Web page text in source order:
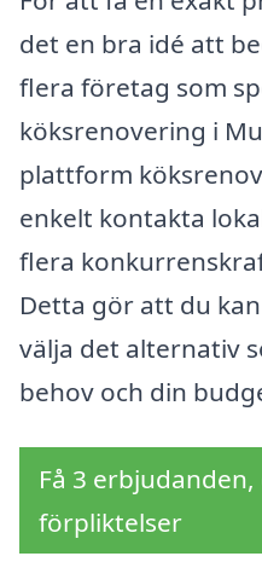
det en bra idé att
flera företag som
köksrenovering i
plattform
enkelt kontakta
flera
Detta gör att du
välja det alternativ
behov och din
Få 3
förpliktelser